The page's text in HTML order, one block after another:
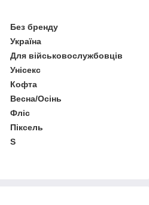
Без бренду
Україна
Для військовослужбовців
Унісекс
Кофта
Весна/Осінь
Фліс
Піксель
S